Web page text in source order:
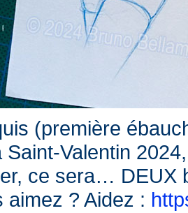
(première
Saint-Valentin
ce sera… DEUX
aimez ? Aidez :